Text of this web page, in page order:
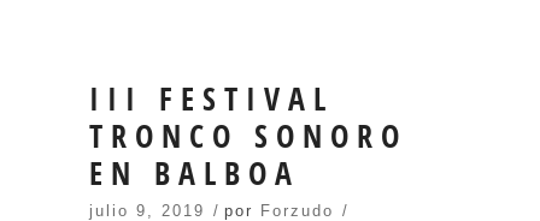
III FESTIVAL
TRONCO SONORO
EN BALBOA
julio 9, 2019 por Forzudo